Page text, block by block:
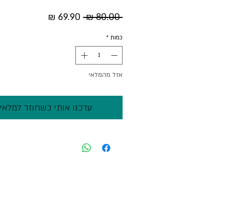
‏80.00 ‏₪
מחיר
כמות *
אזל מהמלאי
עדכנו אותי כשחוזר למלאי